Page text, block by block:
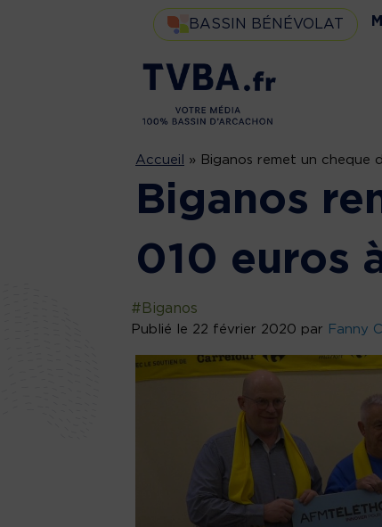
BASSIN BÉNÉVOLAT
Accueil » Biganos remet un cheque
Biganos
010 euros
#Biganos
Publié le 22 février 2020 par Fanny